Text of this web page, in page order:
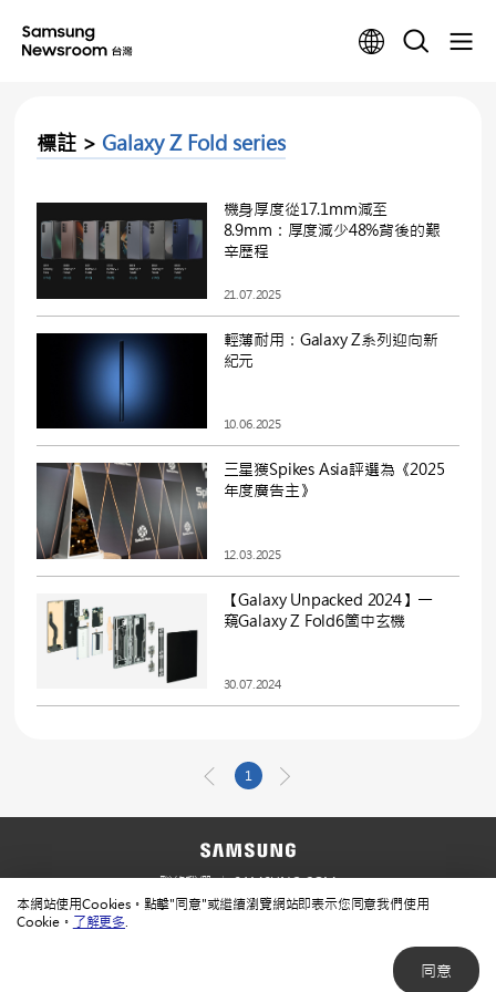
本網站使用Cookies。點擊"同意"或繼續瀏覽網站即表示您同意我們使用
Cookie。 了解更多
同意
標註 > Galaxy Z Fold series
機身厚度從17.1mm減至
8.9mm：厚度減少48%背後的艱
辛歷程
21.07.2025
輕薄耐用：Galaxy Z系列迎向新
紀元
10.06.2025
三星獲Spikes Asia評選為《2025
年度廣告主》
12.03.2025
【Galaxy Unpacked 2024】一
窺Galaxy Z Fold6箇中玄機
30.07.2024
1
聯絡我們
SAMSUNG.COM
使用規範
隱私規範